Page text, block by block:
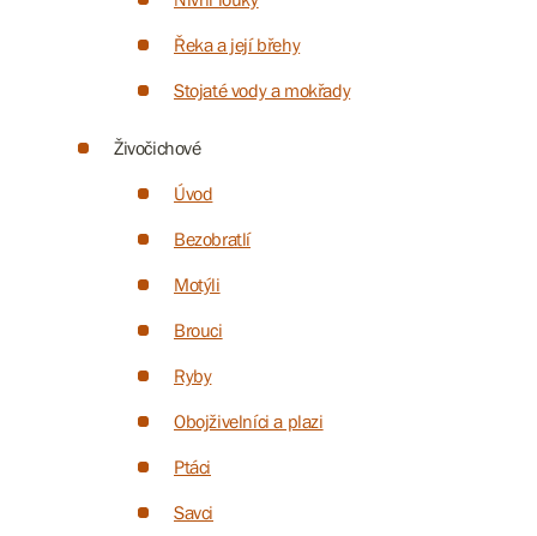
Řeka a její břehy
Stojaté vody a mokřady
Živočichové
Úvod
Bezobratlí
Motýli
Brouci
Ryby
Obojživelníci a plazi
Ptáci
Savci